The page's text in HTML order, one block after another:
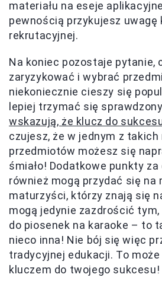
materiału na eseje
pewnością przykujesz uwagę
rekrutacyjnej.
Na koniec pozostaje pytanie,
zaryzykować i wybrać
niekoniecznie cieszy się
lepiej trzymać się
wskazują, że klucz do
czujesz, że w jednym z
przedmiotów możesz się
śmiało! Dodatkowe punkty
również mogą przydać się na
maturzyści, którzy znają się
mogą jedynie zazdrościć
do piosenek na karaoke – to
nieco inna! Nie bój się więc
tradycyjnej edukacji. To
kluczem do twojego sukcesu!